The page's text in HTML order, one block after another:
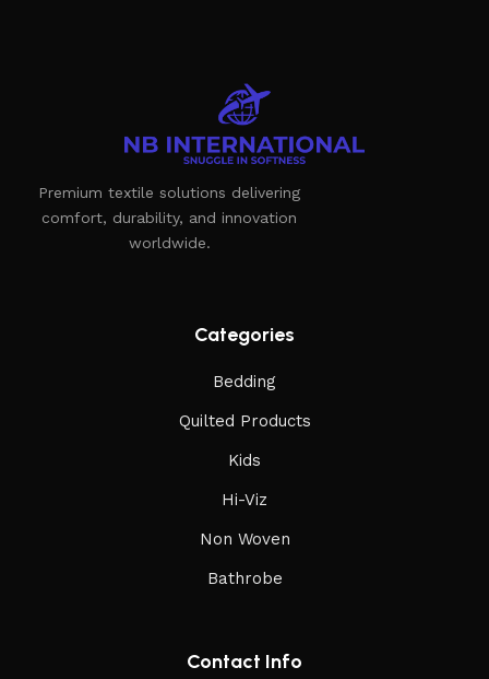
Premium textile solutions delivering
comfort, durability, and innovation
worldwide.
Categories
Bedding
Quilted Products
Kids
Hi-Viz
Non Woven
Bathrobe
Contact Info